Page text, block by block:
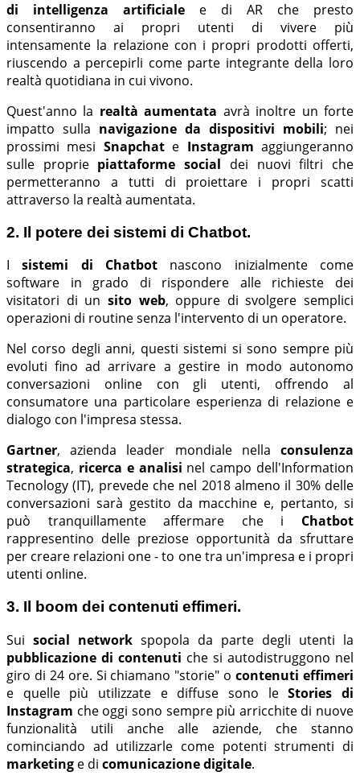
di intelligenza artificiale e di AR che presto
consentiranno ai propri utenti di vivere più
intensamente la relazione con i propri prodotti offerti,
riuscendo a percepirli come parte integrante della loro
realtà quotidiana in cui vivono.
Quest'anno la realtà aumentata avrà inoltre un forte
impatto sulla navigazione da dispositivi mobili; nei
prossimi mesi Snapchate Instagram aggiungeranno
sulle proprie piattaforme social dei nuovi filtri che
permetteranno a tutti di proiettare i propri scatti
attraverso la realtà aumentata.
2. Il potere dei sistemi di Chatbot.
Isistemi di Chatbot nascono inizialmente come
software in grado di rispondere alle richieste dei
visitatori di un sito web, oppure di svolgere semplici
operazioni di routine senza l'intervento di un operatore.
Nel corso degli anni, questi sistemi si sono sempre più
evoluti fino ad arrivare a gestire in modo autonomo
conversazioni online con gli utenti, offrendo al
consumatore una particolare esperienza di relazione e
dialogo con l'impresa stessa.
Gartner, azienda leader mondiale nella consulenza
strategica, ricerca e analisi nel campo dell'Information
Tecnology (IT), prevede che nel 2018 almeno il 30% delle
conversazioni sarà gestito da macchine e, pertanto, si
può tranquillamente affermare che i Chatbot
rappresentino delle preziose opportunità da sfruttare
per creare relazioni one - to one tra un'impresa e i propri
utenti online.
3. Il boom dei contenuti effimeri.
Sui social network spopola da parte degli utenti la
pubblicazione di contenuti che si autodistruggono nel
giro di 24 ore. Si chiamano "storie" ocontenuti effimeri
e quelle più utilizzate e diffuse sono leStories di
Instagram che oggi sono sempre più arricchite di nuove
funzionalità utili anche alle aziende, che stanno
cominciando ad utilizzarle come potenti strumenti di
marketing e di comunicazione digitale.